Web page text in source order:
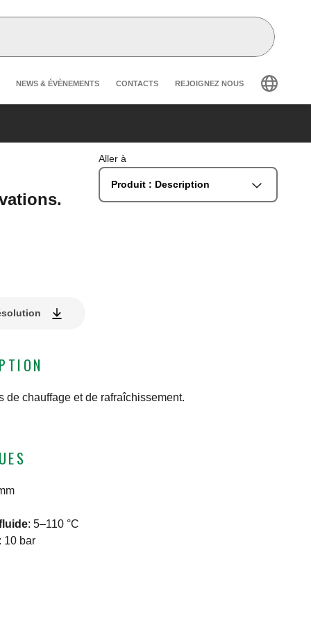
Header secondary navigation
NEWS & ÉVÈNEMENTS CONTACTS REJOIGNEZ NOUS
Aller à
Produit : Description
de chauffage et de rafraîchissement.
: 5–110 °C
: 10 bar